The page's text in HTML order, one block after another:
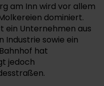
am Inn wird vor allem
dominiert.
ein Unternehmen aus
sowie ein
hat
jedoch